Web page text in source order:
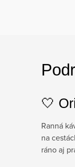
🤍
Ranná
na
ráno aj